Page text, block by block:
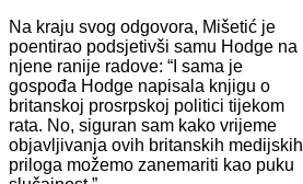
Na kraju svog odgovora, Mišetić je
poentirao podsjetivši samu Hodge na
njene ranije radove: “I sama je
gospođa Hodge napisala knjigu o
britanskoj prosrpskoj politici tijekom
rata. No, siguran sam kako vrijeme
objavljivanja ovih britanskih medijskih
priloga možemo zanemariti kao puku